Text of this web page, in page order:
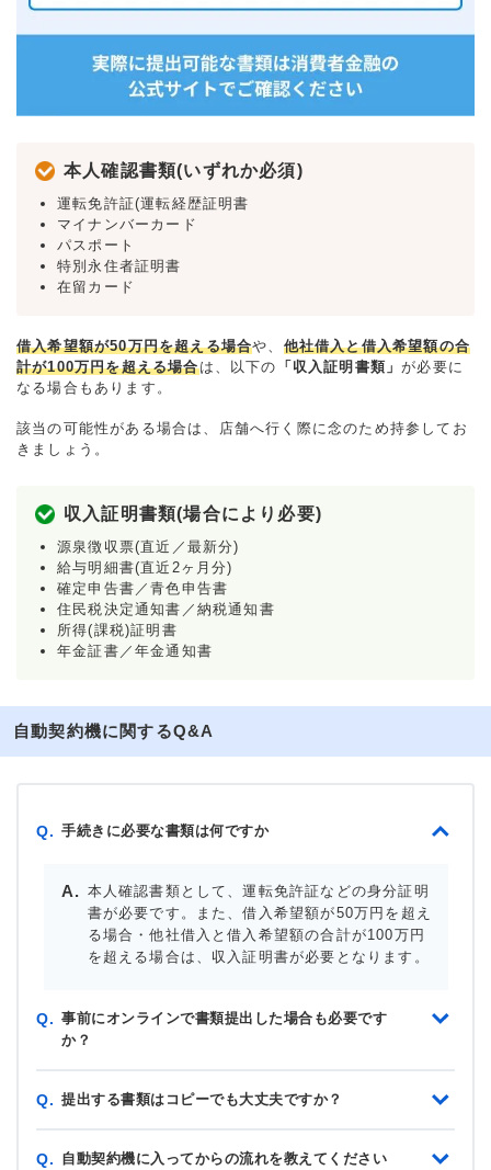
本人確認書類(いずれか必須)
運転免許証(運転経歴証明書
マイナンバーカード
パスポート
特別永住者証明書
在留カード
借入希望額が50万円を超える場合や、 他社借入と借入希望額の合
計が100万円を超える場合は、以下の 「収入証明書類」が必要に
なる場合もあります。
該当の可能性がある場合は、店舗へ行く際に念のため持参してお
きましょう。
収入証明書類(場合により必要)
源泉徴収票(直近／最新分)
給与明細書(直近2ヶ月分)
確定申告書／青色申告書
住民税決定通知書／納税通知書
所得(課税)証明書
年金証書／年金通知書
自動契約機に関するQ&A
Q. 手続きに必要な書類は何ですか
本人確認書類として、運転免許証などの身分証明
書が必要です。また、借入希望額が50万円を超え
る場合・他社借入と借入希望額の合計が100万円
を超える場合は、収入証明書が必要となります。
Q. 事前にオンラインで書類提出した場合も必要です
か？
Q. 提出する書類はコピーでも大丈夫ですか？
Q. 自動契約機に入ってからの流れを教えてください